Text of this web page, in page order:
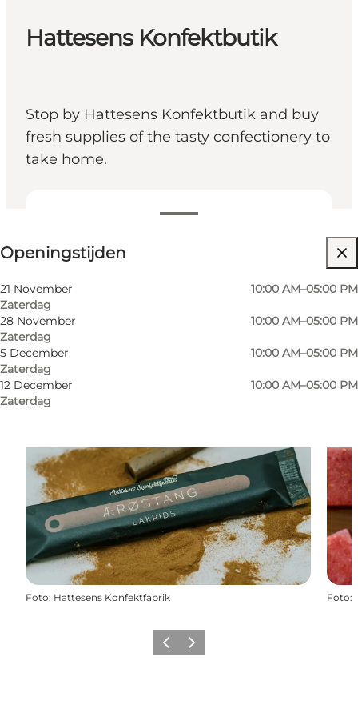
Hattesens Konfektbutik
Stop by Hattesens Konfektbutik and buy
fresh supplies of the tasty confectionery to
take home.
Openingstijden bekijken
Openingstijden
21 November
Zaterdag
10:00 AM–05:00 PM
28 November
Zaterdag
10:00 AM–05:00 PM
5 December
Zaterdag
10:00 AM–05:00 PM
12 December
Zaterdag
10:00 AM–05:00 PM
Website bezoeken
Foto: Hattesens Konfektfabrik Foto:
Vorige Volgende